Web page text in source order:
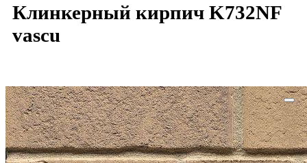
Клинкерный кирпич K732NF
vascu